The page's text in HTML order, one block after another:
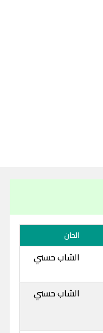
الحان
الشاب حسني
الشاب حسني